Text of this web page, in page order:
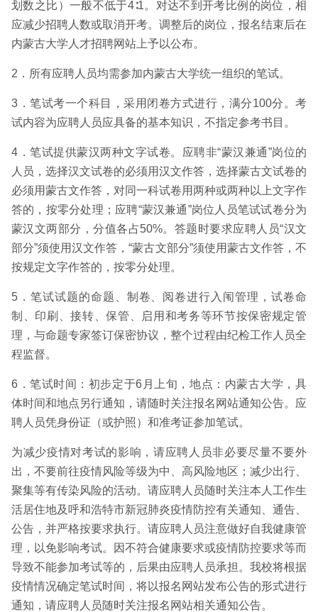
划数之比）一般不低于4∶1。对达不到开考比例的岗位，相
应减少招聘人数或取消开考。调整后的岗位，报名结束后在
内蒙古大学人才招聘网站上予以公布。
2．所有应聘人员均需参加内蒙古大学统一组织的笔试。
3．笔试考一个科目，采用闭卷方式进行，满分100分。考
试内容为应聘人员应具备的基本知识，不指定参考书目。
4．笔试提供蒙汉两种文字试卷。应聘非“蒙汉兼通”岗位的
人员，选择汉文试卷的必须用汉文作答，选择蒙古文试卷的
必须用蒙古文作答，对同一科试卷用两种或两种以上文字作
答的，按零分处理；应聘“蒙汉兼通”岗位人员笔试试卷分为
蒙汉文两部分，分值各占50%。答题时要求应聘人员“汉文
部分”须使用汉文作答，“蒙古文部分”须使用蒙古文作答，不
按规定文字作答的，按零分处理。
5．笔试试题的命题、制卷、阅卷进行入闱管理，试卷命
制、印刷、接转、保管、启用和考务等环节按保密规定管
理，与命题专家签订保密协议，整个过程由纪检工作人员全
程监督。
6．笔试时间：初步定于6月上旬，地点：内蒙古大学，具
体时间和地点另行通知，请随时关注报名网站通知公告。应
聘人员凭身份证（或护照）和准考证参加笔试。
为减少疫情对考试的影响，请应聘人员非必要尽量不要外
出，不要前往疫情风险等级为中、高风险地区；减少出行、
聚集等有传染风险的活动。请应聘人员随时关注本人工作生
活居住地及呼和浩特市新冠肺炎疫情防控有关通知、通告、
公告，并严格按要求执行。请应聘人员注意做好自我健康管
理，以免影响考试。因不符合健康要求或疫情防控要求等而
导致不能参加考试等的，后果由应聘人员承担。我校将根据
疫情情况确定笔试时间，将以报名网站发布公告的形式进行
通知，请应聘人员随时关注报名网站相关通知公告。